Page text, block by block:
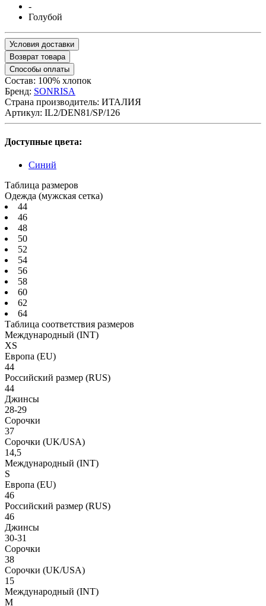
-
Голубой
Условия доставки
Возврат товара
Способы оплаты
Состав: 100% хлопок
Бренд: SONRISA
Страна производитель: ИТАЛИЯ
Артикул: IL2/DEN81/SP/126
Доступные цвета:
Синий
Таблица размеров
Одежда (мужская сетка)
44
46
48
50
52
54
56
58
60
62
64
Таблица соответствия размеров
Международный (INT)
XS
Европа (EU)
44
Российский размер (RUS)
44
Джинсы
28-29
Сорочки
37
Сорочки (UK/USA)
14,5
Международный (INT)
S
Европа (EU)
46
Российский размер (RUS)
46
Джинсы
30-31
Сорочки
38
Сорочки (UK/USA)
15
Международный (INT)
M